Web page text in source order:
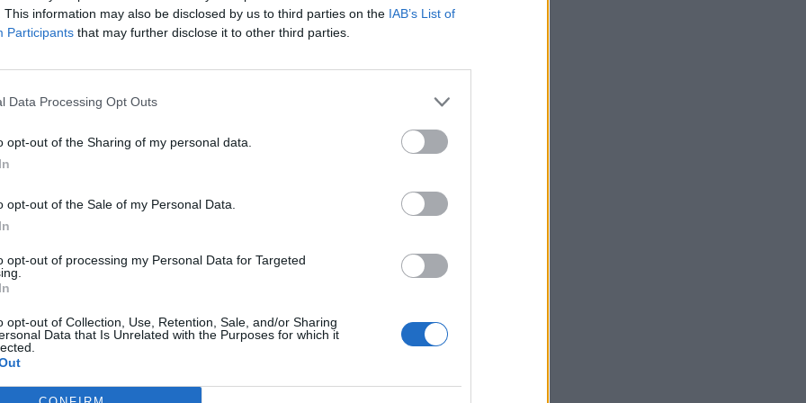
This information may also be disclosed by us to third parties on the IAB’s List of
Participants that may further disclose it to other third parties.
Data Processing Opt Outs
opt-out of the Sharing of my personal data.
opt-out of the Sale of my Personal Data.
opt-out of processing my Personal Data for Targeted
opt-out of Collection, Use, Retention, Sale, and/or Sharing
Data that Is Unrelated with the Purposes for which it
következtében jelentősen, mintegy 13%-kal estek vissza az amerikai
volt hangos a sajtó, azonban az amerikaiak csökkenő autóvásárlását már a
tartalmazza:
cikkarchívum
elmúlt 2 év napon belüli
Előfizetés